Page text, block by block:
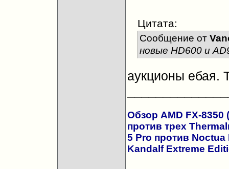
Цитата:
Сообщение от
новые HD600 и
аукционы ебая.
Обзор AMD FX-8350
против трех
5 Pro против Noctua
Kandalf Extreme